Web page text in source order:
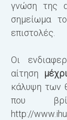
γνώση της
σημείωμα
επιστολές.
Οι
αίτηση
κάλυψη των
που
http://